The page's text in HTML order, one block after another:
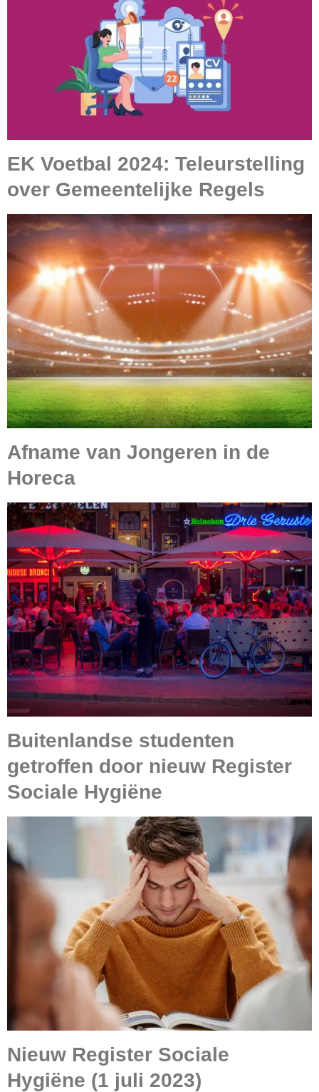
EK Voetbal 2024: Teleurstelling
over Gemeentelijke Regels
Afname van Jongeren in de
Horeca
Buitenlandse studenten
getroffen door nieuw Register
Sociale Hygiëne
Nieuw Register Sociale
Hygiëne (1 juli 2023)